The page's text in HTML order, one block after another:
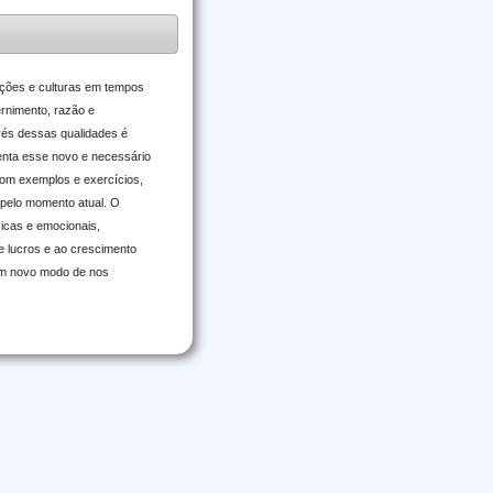
e culturas em tempos
razão e
dessas qualidades é
esse novo e necessário
exemplos e exercícios,
momento atual. O
e emocionais,
lucros e ao crescimento
novo modo de nos